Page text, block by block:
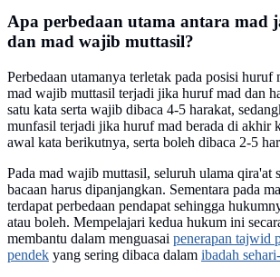
Apa perbedaan utama antara mad
dan mad wajib muttasil?
Perbedaan utamanya terletak pada posisi huruf
mad wajib muttasil terjadi jika huruf mad dan
satu kata serta wajib dibaca 4-5 harakat,
munfasil terjadi jika huruf mad berada di akhir
awal kata berikutnya, serta boleh dibaca 2-5
Pada mad wajib muttasil, seluruh ulama qira'at
bacaan harus dipanjangkan. Sementara pada
terdapat perbedaan pendapat sehingga
atau boleh. Mempelajari kedua hukum ini
membantu dalam menguasai penerapan tajwid
pendek yang sering dibaca dalam ibadah